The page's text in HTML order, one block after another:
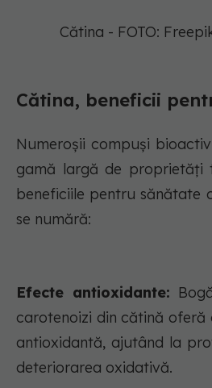
Cătina - FOTO:
Cătina, beneficii
Numeroșii compuși
gamă largă de proprietăți
beneficiile pentru sănătate
se numără:
Efecte antioxidante:
carotenoizi din cătină
antioxidantă, ajutând la
deteriorarea oxidativă.